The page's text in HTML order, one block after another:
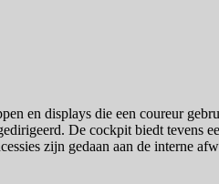
en displays die een coureur
De cockpit biedt tevens
zijn gedaan aan de interne